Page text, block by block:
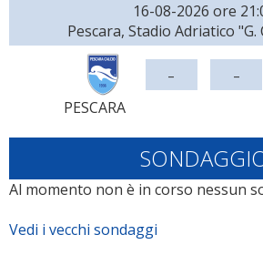
16-08-2026 ore
Pescara, Stadio Adriatico "G.
PESCARA
- -
Al momento non è in corso nessun
Vedi i vecchi sondaggi